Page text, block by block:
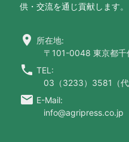
供・交流を通じ貢献します。
location_on 所在地:
〒101-0048 東京都千
call TEL:
03（3233）3581（代
email E-Mail:
info@agripress.co.jp